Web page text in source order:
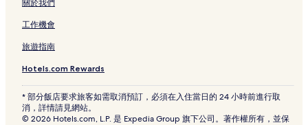
古坑的提供免費早餐的飯店
古坑的設有停車場的飯店
關於我們
工作機會
旅遊指南
Hotels.com Rewards
* 部分飯店要求旅客如需取消預訂，必須在入住當日的 24 小時前進行取
消，詳情請見網站。
© 2026 Hotels.com, L.P. 是 Expedia Group 旗下公司。著作權所有，並保